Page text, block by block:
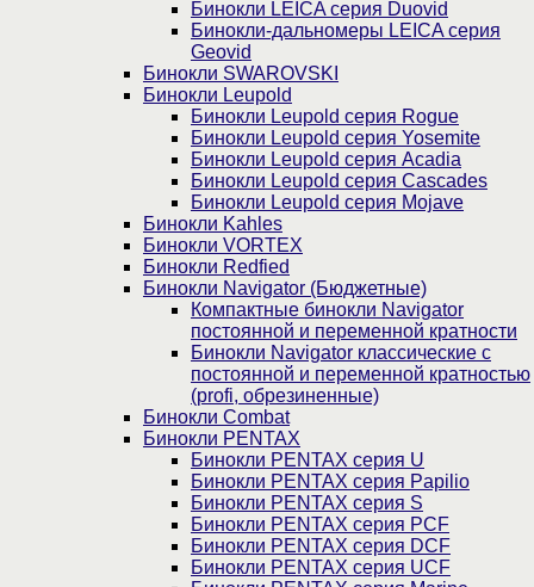
Бинокли LEICA серия Duovid
Бинокли-дальномеры LEICA серия
Geovid
Бинокли SWAROVSKI
Бинокли Leupold
Бинокли Leupold серия Rogue
Бинокли Leupold серия Yosemite
Бинокли Leupold серия Acadia
Бинокли Leupold серия Cascades
Бинокли Leupold серия Mojave
Бинокли Kahles
Бинокли VORTEX
Бинокли Redfied
Бинокли Navigator (Бюджетные)
Компактные бинокли Navigator
постоянной и переменной кратности
Бинокли Navigator классические с
постоянной и переменной кратностью
(profi, обрезиненные)
Бинокли Combat
Бинокли PENTAX
Бинокли PENTAX серия U
Бинокли PENTAX серия Papilio
Бинокли PENTAX серия S
Бинокли PENTAX серия PCF
Бинокли PENTAX серия DCF
Бинокли PENTAX серия UCF